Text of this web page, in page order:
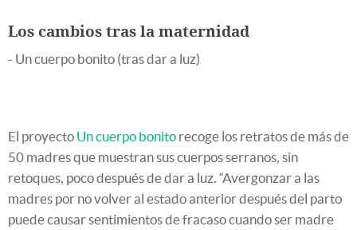
Los cambios tras la maternidad
- Un cuerpo bonito (tras dar a luz)
El proyecto Un cuerpo bonito recoge los retratos de más de
50 madres que muestran sus cuerpos serranos, sin
retoques, poco después de dar a luz. “Avergonzar a las
madres por no volver al estado anterior después del parto
puede causar sentimientos de fracaso cuando ser madre